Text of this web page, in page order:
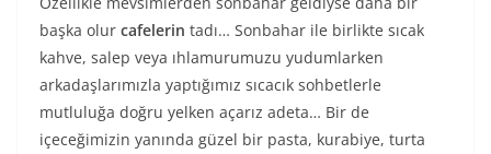
başka olur cafelerin tadı… Sonbahar ile birlikte sıcak
kahve, salep veya ıhlamurumuzu yudumlarken
arkadaşlarımızla yaptığımız sıcacık sohbetlerle
mutluluğa doğru yelken açarız adeta… Bir de
içeceğimizin yanında güzel bir pasta, kurabiye, turta